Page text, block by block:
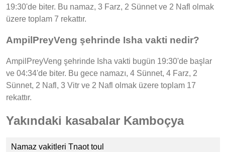
19:30'de biter. Bu namaz, 3 Farz, 2 Sünnet ve 2 Nafl olmak
üzere toplam 7 rekattır.
AmpilPreyVeng şehrinde Isha vakti nedir?
AmpilPreyVeng şehrinde Isha vakti bugün 19:30'de başlar
ve 04:34'de biter. Bu gece namazı, 4 Sünnet, 4 Farz, 2
Sünnet, 2 Nafl, 3 Vitr ve 2 Nafl olmak üzere toplam 17
rekattır.
Yakındaki kasabalar Kamboçya
Namaz vakitleri Tnaot toul